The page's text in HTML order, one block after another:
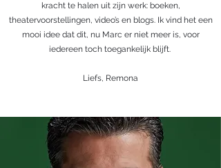
kracht te halen uit zijn werk: boeken,
theatervoorstellingen, video’s en blogs. Ik vind het een
mooi idee dat dit, nu Marc er niet meer is, voor
iedereen toch toegankelijk blijft.
Liefs, Remona